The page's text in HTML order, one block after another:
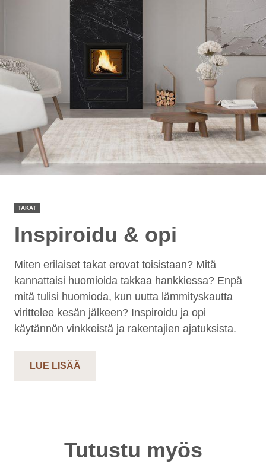
TAKAT
Inspiroidu & opi
Miten erilaiset takat erovat toisistaan? Mitä
kannattaisi huomioida takkaa hankkiessa? Enpä
mitä tulisi huomioda, kun uutta lämmityskautta
virittelee kesän jälkeen? Inspiroidu ja opi
käytännön vinkkeistä ja rakentajien ajatuksista.
LUE LISÄÄ
Tutustu myös